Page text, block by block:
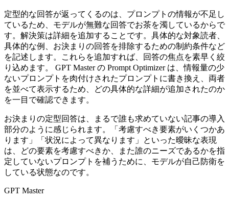
定型的な回答が返ってくるのは、プロンプトの情報が不足し
ているため、モデルが無難な回答でお茶を濁しているからで
す。解決策は詳細を追加することです。具体的な対象読者、
具体的な例、お決まりの回答を排除するための制約条件など
を記述します。これらを追加すれば、回答の焦点を素早く絞
り込めます。 GPT Master の Prompt Optimizer は、情報量の少
ないプロンプトを肉付けされたプロンプトに書き換え、両者
を並べて表示するため、どの具体的な詳細が追加されたのか
を一目で確認できます。
お決まりの定型回答は、まるで誰も求めていない記事の導入
部分のように感じられます。「考慮すべき要素がいくつかあ
ります」「状況によって異なります」といった曖昧な表現
は、どの要素を考慮すべきか、また誰のニーズであるかを指
定していないプロンプトを補うために、モデルが自己防衛を
している状態なのです。
GPT Master